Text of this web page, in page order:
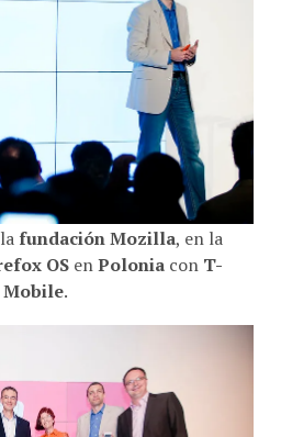
fundación Mozilla, en la
OS en Polonia con T-
Mobile.